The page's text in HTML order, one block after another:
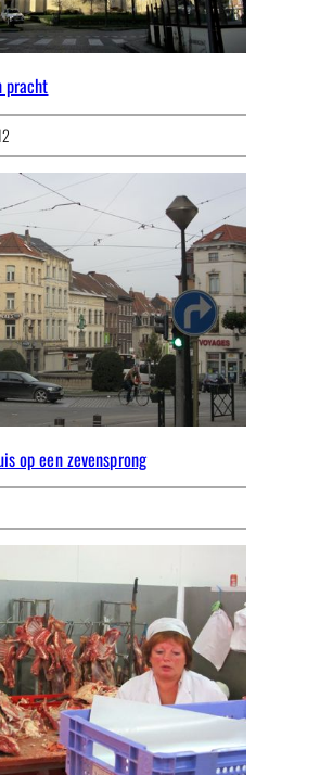
pracht
op een zevensprong